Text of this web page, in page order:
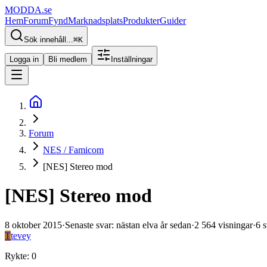
MODDA.se
HemForumFyndMarknadsplatsProdukterGuider
Sök innehåll...⌘K
Logga in Bli medlem Inställningar
Forum
NES / Famicom
[NES] Stereo mod
[NES] Stereo mod
8 oktober 2015·Senaste svar: nästan elva år sedan·2 564 visningar·6
Ttevey
Rykte: 0